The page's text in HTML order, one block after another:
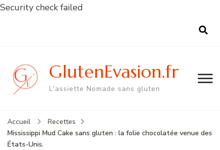
Security check failed
GlutenEvasion.fr
L'assiette Nomade sans gluten
Accueil
Recettes
Mississippi Mud Cake sans gluten : la folie chocolatée venue des
États-Unis.